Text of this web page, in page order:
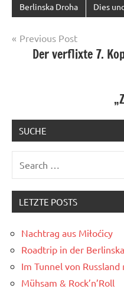
Berlinska Droha Dies
Post
navigation
Previous Post
Der verflixte 7.
SUCHE
LETZTE POSTS
Nachtrag aus Miłoćicy
Roadtrip in der
Im Tunnel von Russland
Mühsam & Rock’n’Roll